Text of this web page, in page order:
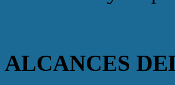
ALCANCES